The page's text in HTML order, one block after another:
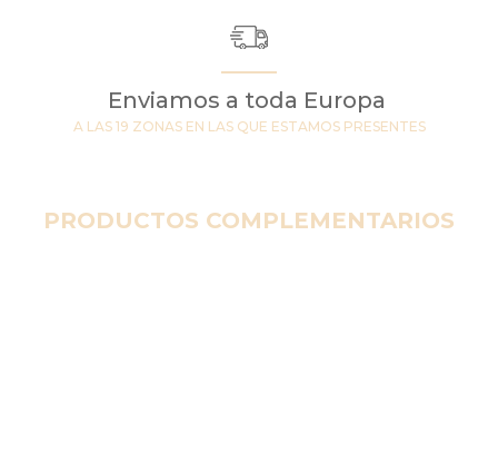
Enviamos a toda Europa
A LAS 19 ZONAS EN LAS QUE ESTAMOS PRESENTES
PRODUCTOS COMPLEMENTARIOS